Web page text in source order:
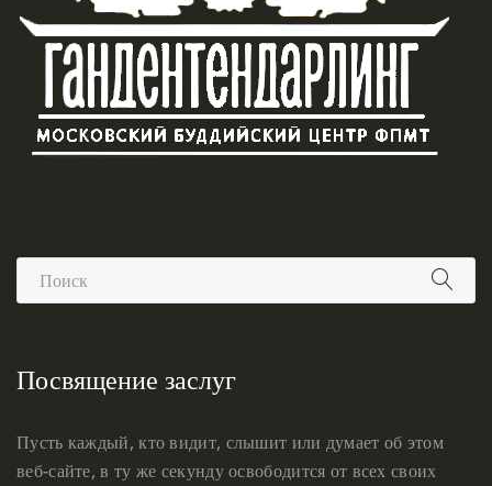
Посвящение заслуг
Пусть каждый, кто видит, слышит или думает об этом
веб-сайте, в ту же секунду освободится от всех своих